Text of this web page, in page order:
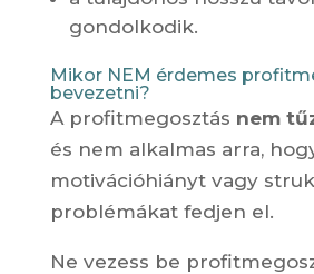
gondolkodik.
Mikor NEM érdemes
bevezetni?
A profitmegosztás nem
és nem alkalmas arra,
motivációhiányt vagy
problémákat fedjen el.
Ne vezess be